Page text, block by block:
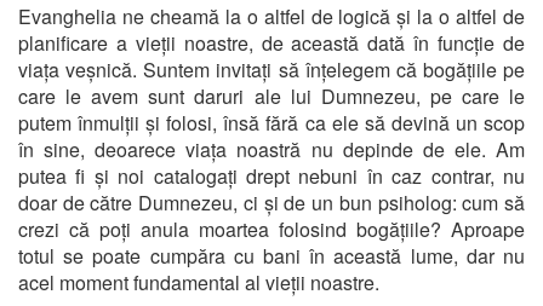
Evanghelia ne cheamă la o altfel de logică și la o altfel de
planificare a vieții noastre, de această dată în funcție de
viața veșnică. Suntem invitați să înțelegem că bogățiile pe
care le avem sunt daruri ale lui Dumnezeu, pe care le
putem înmulții și folosi, însă fără ca ele să devină un scop
în sine, deoarece viața noastră nu depinde de ele. Am
putea fi și noi catalogați drept nebuni în caz contrar, nu
doar de către Dumnezeu, ci și de un bun psiholog: cum să
crezi că poți anula moartea folosind bogățiile? Aproape
totul se poate cumpăra cu bani în această lume, dar nu
acel moment fundamental al vieții noastre.